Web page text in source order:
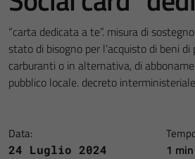
“carta dedicata a te”. misura di
stato di bisogno per l’acquisto di beni
carburanti o in alternativa, di
pubblico locale. decreto
Data:
24 Luglio 2024 1 min